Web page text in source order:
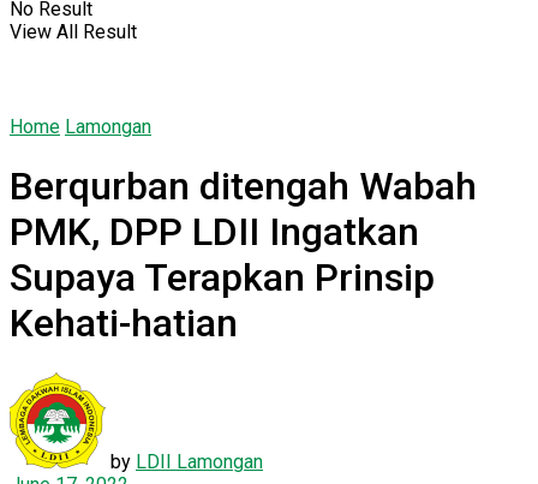
No Result
View All Result
Home Lamongan
Berqurban ditengah Wabah
PMK, DPP LDII Ingatkan
Supaya Terapkan Prinsip
Kehati-hatian
by LDII Lamongan